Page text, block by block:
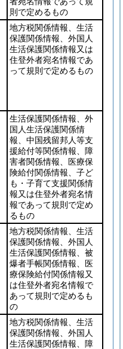
則で定めるもの
地方税関係情報、生活
保護関係情報、外国人
生活保護関係情報又は
住登外者宛名情報であ
って規則で定めるもの
生活保護関係情報、外
国人生活保護関係情
報、中国残留邦人等支
援給付等関係情報、障
害者関係情報、医療保
険給付関係情報、子ど
も・子育て支援関係情
報又は住登外者宛名情
報であって規則で定め
るもの
地方税関係情報、生活
保護関係情報、外国人
生活保護関係情報、被
爆者手帳関係情報、医
療保険給付関係情報又
は住登外者宛名情報で
あって規則で定めるも
の
地方税関係情報、生活
保護関係情報、外国人
生活保護関係情報、障